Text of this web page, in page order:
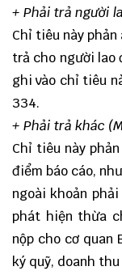
+ Phải trả người
Chỉ tiêu này
trả cho người lao
ghi vào chỉ tiêu
334.
+ Phải trả khác
Chỉ tiêu này
điểm báo cáo,
ngoài khoản
phát hiện thừa
nộp cho cơ quan
ký quỹ, doanh